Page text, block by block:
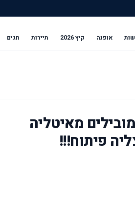
אופנה קיץ 2026 תיירות חגים
מאיטליה
פיתוח!!!